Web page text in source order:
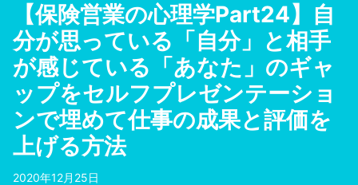
【保険営業の心理学Part24】自
分が思っている「自分」と相手
が感じている「あなた」のギャ
ップをセルフプレゼンテーショ
ンで埋めて仕事の成果と評価を
上げる方法
2020年12月25日